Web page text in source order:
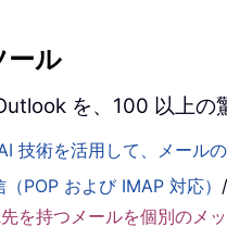
ール
を、100 以上の
技術を活用して、メール
（POP および IMAP 対応） /
を持つメールを個別のメ